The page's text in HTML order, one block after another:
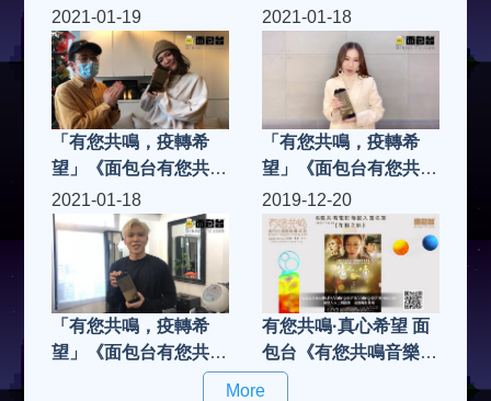
奬2020》「共鳴樂壇
新人」蔥蔥
ChungChung
奬2020》「共鳴樂壇
新人」唐浩嘉Kiko
2021-01-19
「有您共鳴，疫轉希
望」《面包台有您共鳴
奬2020》「共鳴樂壇
新人」唐浩嘉Kiko，
由本台主持人LeonLai
里安拉親自將獎項頒發
給Kiko....
2021-01-18
「有您共鳴，疫轉希
望」《面包台有您共鳴
奬2020》「共鳴樂壇
新人」侯慧寧
2021-01-18
「有您共鳴，疫轉希
望」《面包台有您共鳴
奬2020》「共鳴樂壇
2019-12-20
有您共鳴·真心希望 面
包台《有您共鳴音樂，
電影，網絡KOL獎
More